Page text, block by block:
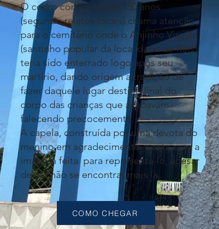
O cedro com cerca de 150 anos
(segundo relatos locais) chama atenção
para o cemitério onde o Anjinho Virgílio
(santinho popular da localidade de Reis)
teria sido enterrado logo após seu
martírio, dando origem a tradição de
fazer daquele lugar destino final do
corpo das crianças que acabavam
falecendo precocemente.
A capela, construída por uma devota do
menino em agradecimento, conta com a
imagem feita para representá-lo, apesar
de ele não se encontrar mais lá.
COMO CHEGAR